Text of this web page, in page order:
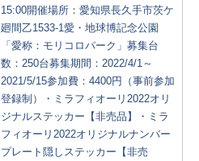
15:00開催場所：愛知県長久手市茨ケ
廻間乙1533-1愛・地球博記念公園
「愛称：モリコロパーク」募集台
数：250台募集期間：2022/4/1～
2021/5/15参加費：4400円（事前参加
登録制）・ミラフィオーリ2022オリ
ジナルステッカー【非売品】・ミラ
フィオーリ2022オリジナルナンバー
プレート隠しステッカー【非売